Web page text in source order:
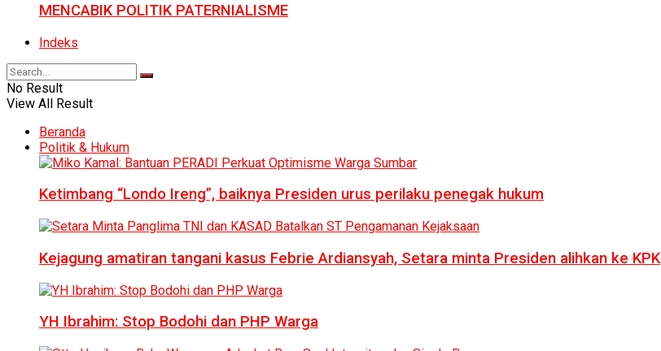
MENCABIK POLITIK PATERNIALISME
Indeks
No Result
View All Result
Beranda
Politik & Hukum
Ketimbang “Londo Ireng”, baiknya Presiden urus perilaku penegak hukum
Kejagung amatiran tangani kasus Febrie Ardiansyah, Setara minta Presiden alihkan ke KPK
YH Ibrahim: Stop Bodohi dan PHP Warga